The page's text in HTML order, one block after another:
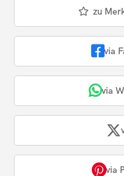
zu
via
via
via